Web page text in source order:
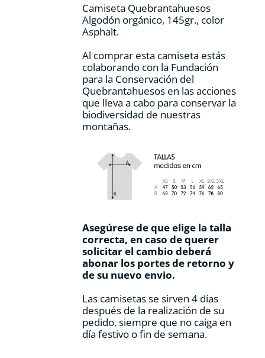
de
producto
Camiseta Quebrantahuesos
Algodón orgánico, 145gr., color
Asphalt.
Al comprar esta camiseta estás
colaborando con la Fundación
para la Conservación del
Quebrantahuesos en las acciones
que lleva a cabo para conservar la
biodiversidad de nuestras
montañas.
Asegúrese de que elige la talla
correcta, en caso de querer
solicitar el cambio deberá
abonar los portes de retorno y
de su nuevo envio.
Las camisetas se sirven 4 días
después de la realización de su
pedido, siempre que no caiga en
día festivo o fin de semana.